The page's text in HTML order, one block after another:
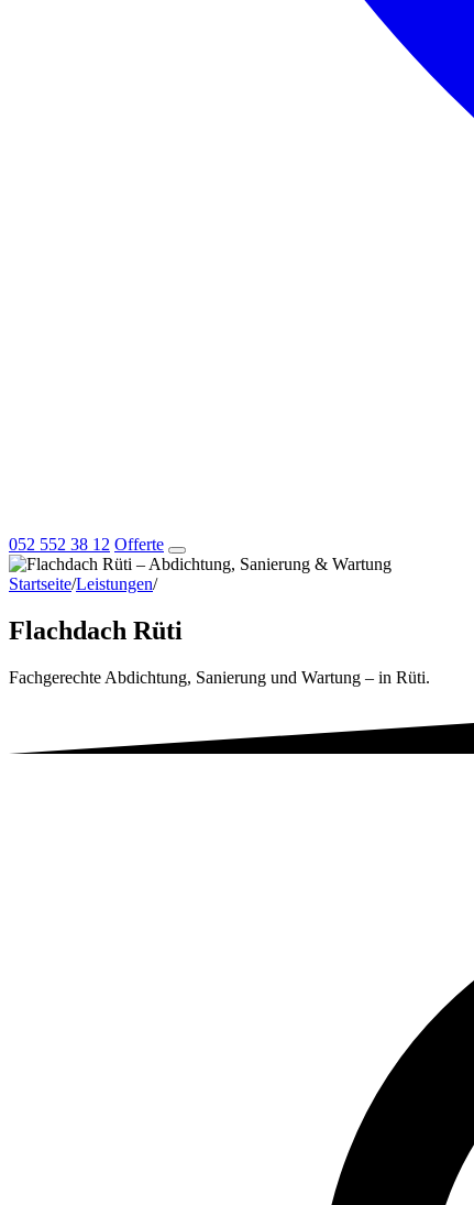
052 552 38 12 Offerte
Startseite/Leistungen/Flachdach Rüti
Flachdach Rüti
Fachgerechte Abdichtung, Sanierung und Wartung – in Rüti.